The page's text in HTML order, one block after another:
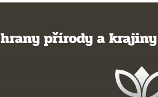
přírody a krajiny